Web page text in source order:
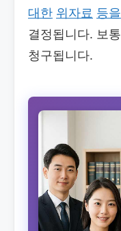
대한 위자료 등을
결정됩니다. 보
청구됩니다.